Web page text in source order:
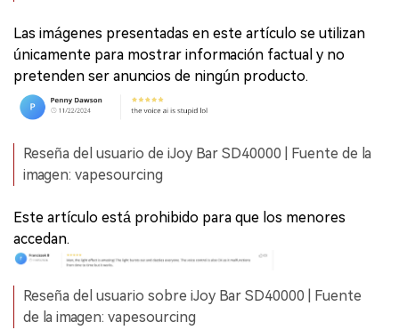
Las imágenes presentadas en este artículo se utilizan
únicamente para mostrar información factual y no
pretenden ser anuncios de ningún producto.
Reseña del usuario de iJoy Bar SD40000 | Fuente de la
imagen: vapesourcing
Este artículo está prohibido para que los menores
accedan.
Reseña del usuario sobre iJoy Bar SD40000 | Fuente
de la imagen: vapesourcing